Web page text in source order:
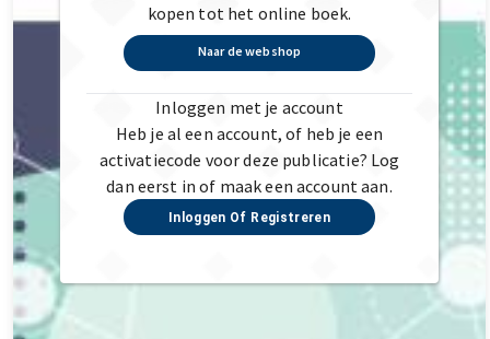
kopen tot het online boek.
Naar de webshop
Inloggen met je account
Heb je al een account, of heb je een
activatiecode voor deze publicatie? Log
dan eerst in of maak een account aan.
Inloggen Of Registreren